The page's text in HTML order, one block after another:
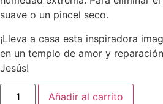
suave o un pincel seco.
¡Lleva a casa esta inspiradora
en un templo de amor y
Jesús!
Añadir al carrito